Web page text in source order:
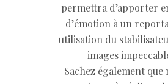
permettra d’apporter
d’émotion à un
utilisation du
images
Sachez également que